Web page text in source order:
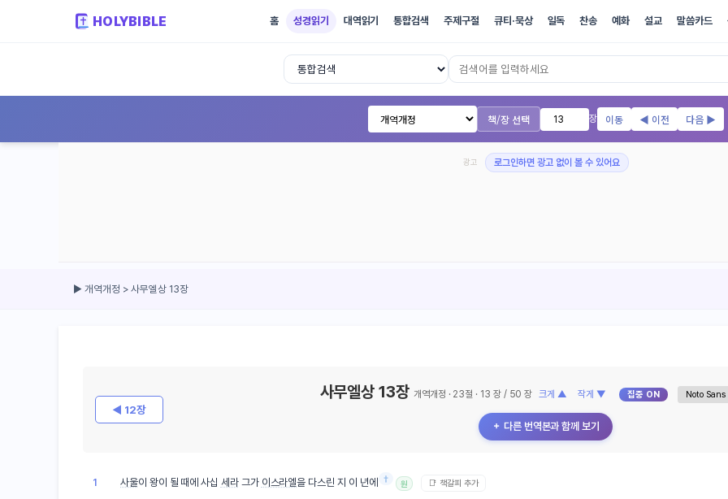
HOLYBIBLE 홈 성경읽기 대역읽기 통합검색 주제구절 큐티·묵상 일독 찬송 예화 설교 말씀카드
성경읽기 - 개역개정 개역한글 NIV KJV 17개 번역본 온라인 성경
책/장 선택 장 이동 ◀ 이전 다음 ▶
광고 로그인하면 광고 없이 볼 수 있어요
▶ 개역개정 > 사무엘상 13장
◀ 12장
사무엘상 13장 개역개정 · 23절 · 13 장 / 50 장 크게 ▲ 작게 ▼ 집중 ON
＋ 다른 번역본과 함께 보기
1 사울이 왕이 될 때에 사십 세라그가 이스라엘을 다스린 지 이 년에 † 원 📑 책갈피 추가